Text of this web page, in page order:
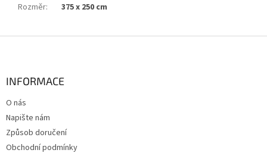
Rozměr: 375 x 250 cm
INFORMACE
O nás
Napište nám
Způsob doručení
Obchodní podmínky